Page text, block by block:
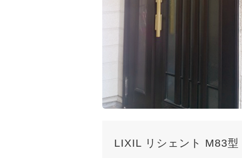
LIXIL リシェント M83型